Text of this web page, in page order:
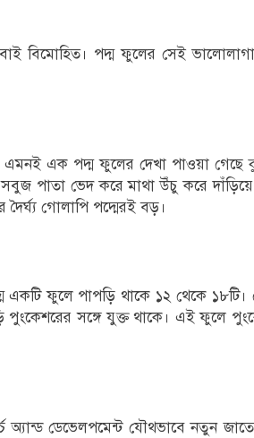
সবাই বিমোহিত। পদ্ম ফুলের সেই
এক পদ্ম ফুলের দেখা পাওয়া গেছে
পাতা ভেদ করে মাথা উঁচু করে
গোলাপি পদ্মেরই বড়।
একটি ফুলে পাপড়ি থাকে ১২ থেকে ১৮টি।
পুংকেশরের সঙ্গে যুক্ত থাকে। এই ফুলে
অ্যান্ড ডেভেলপমেন্ট যৌথভাবে নতুন